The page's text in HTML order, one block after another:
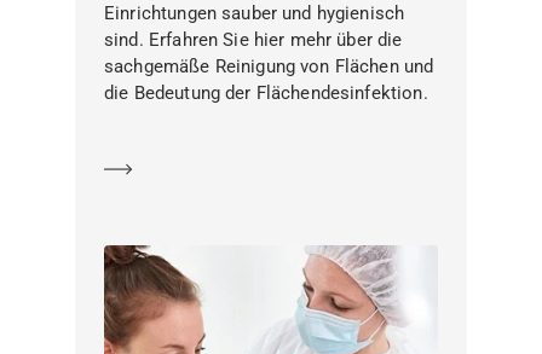
Einrichtungen sauber und hygienisch
sind. Erfahren Sie hier mehr über die
sachgemäße Reinigung von Flächen und
die Bedeutung der Flächendesinfektion.